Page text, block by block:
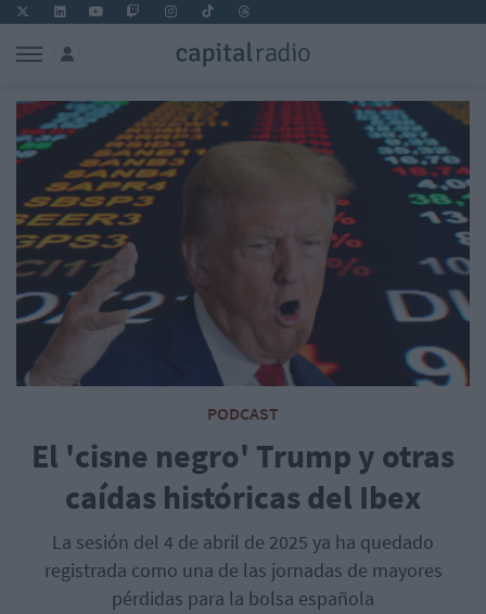
PODCAST
El 'cisne negro' Trump y otras
caídas históricas del Ibex
La sesión del 4 de abril de 2025 ya ha quedado
registrada como una de las jornadas de mayores
pérdidas para la bolsa española